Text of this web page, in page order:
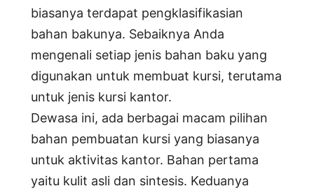
biasanya terdapat pengklasifikasian
bahan bakunya. Sebaiknya Anda
mengenali setiap jenis bahan baku yang
digunakan untuk membuat kursi, terutama
untuk jenis kursi kantor.
Dewasa ini, ada berbagai macam pilihan
bahan pembuatan kursi yang biasanya
untuk aktivitas kantor. Bahan pertama
yaitu kulit asli dan sintesis. Keduanya